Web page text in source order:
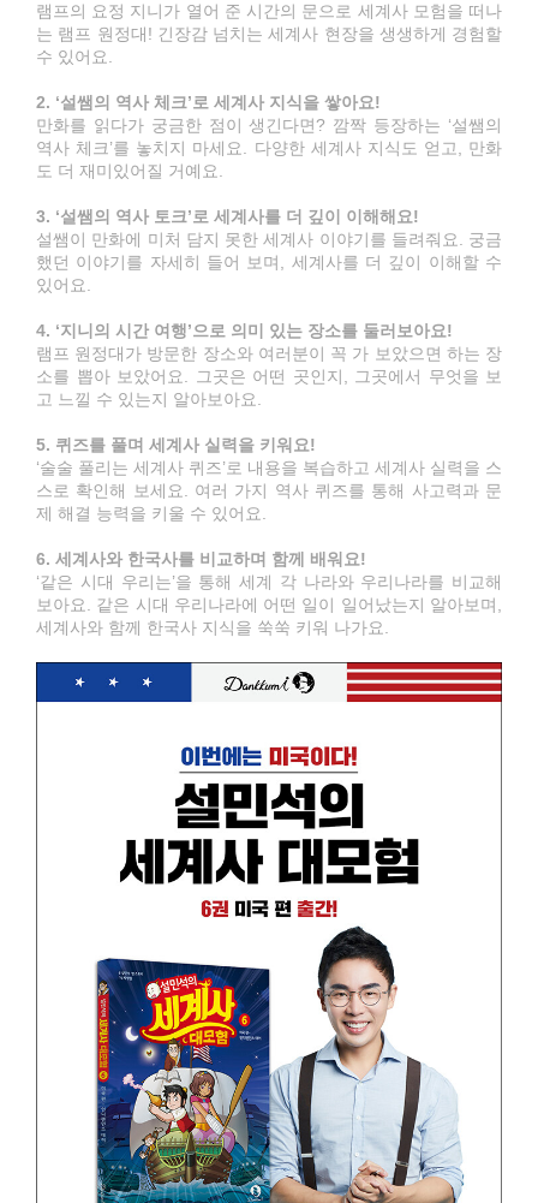
램프의 요정 지니가 열어 준 시간의 문으로 세계사 모험을 떠나
는 램프 원정대! 긴장감 넘치는 세계사 현장을 생생하게 경험할
수 있어요.
2. ‘설쌤의 역사 체크’로 세계사 지식을 쌓아요!
만화를 읽다가 궁금한 점이 생긴다면? 깜짝 등장하는 ‘설쌤의
역사 체크’를 놓치지 마세요. 다양한 세계사 지식도 얻고, 만화
도 더 재미있어질 거예요.
3. ‘설쌤의 역사 토크’로 세계사를 더 깊이 이해해요!
설쌤이 만화에 미처 담지 못한 세계사 이야기를 들려줘요. 궁금
했던 이야기를 자세히 들어 보며, 세계사를 더 깊이 이해할 수
있어요.
4. ‘지니의 시간 여행’으로 의미 있는 장소를 둘러보아요!
램프 원정대가 방문한 장소와 여러분이 꼭 가 보았으면 하는 장
소를 뽑아 보았어요. 그곳은 어떤 곳인지, 그곳에서 무엇을 보
고 느낄 수 있는지 알아보아요.
5. 퀴즈를 풀며 세계사 실력을 키워요!
‘술술 풀리는 세계사 퀴즈’로 내용을 복습하고 세계사 실력을 스
스로 확인해 보세요. 여러 가지 역사 퀴즈를 통해 사고력과 문
제 해결 능력을 키울 수 있어요.
6. 세계사와 한국사를 비교하며 함께 배워요!
‘같은 시대 우리는’을 통해 세계 각 나라와 우리나라를 비교해
보아요. 같은 시대 우리나라에 어떤 일이 일어났는지 알아보며,
세계사와 함께 한국사 지식을 쑥쑥 키워 나가요.